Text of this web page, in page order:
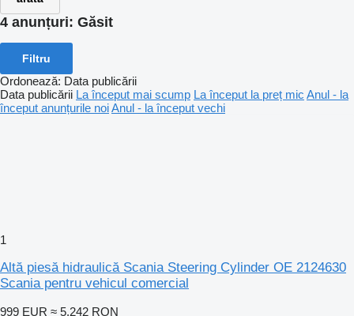
4 anunțuri: Găsit
Filtru
Ordonează: Data publicării
Data publicării La început mai scump La început la preț mic Anul - la
început anunțurile noiAnul - la început vechi
1
Altă piesă hidraulică Scania Steering Cylinder OE 2124630
Scania pentru vehicul comercial
999 EUR ≈ 5.242 RON